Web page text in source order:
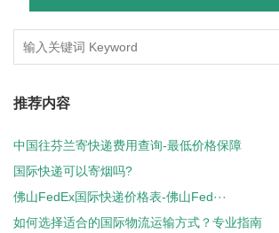
推荐内容
中国往芬兰寄快递费用查询-最低价格保障
国际快递可以寄烟吗?
佛山FedEx国际快递价格表-佛山Fed···
如何选择适合的国际物流运输方式？专业指南